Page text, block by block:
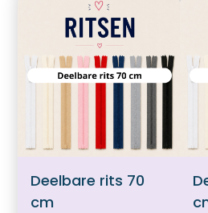
Deelbare rits 70
cm